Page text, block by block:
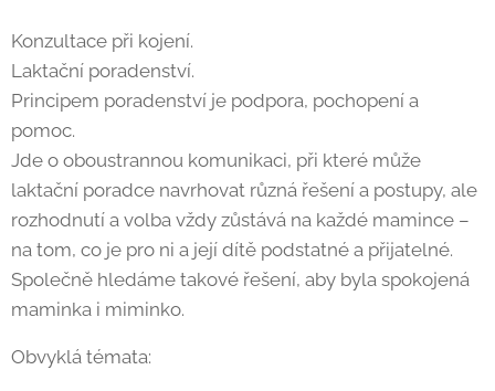
Konzultace při kojení.
Laktační poradenství.
Principem poradenství je podpora, pochopení a
pomoc.
Jde o oboustrannou komunikaci, při které může
laktační poradce navrhovat různá řešení a postupy, ale
rozhodnutí a volba vždy zůstává na každé mamince –
na tom, co je pro ni a její dítě podstatné a přijatelné.
Společně hledáme takové řešení, aby byla spokojená
maminka i miminko.
Obvyklá témata: